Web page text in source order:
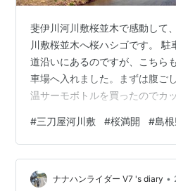
斐伊川河川敷桜並木で感動して
川敷桜並木へ桜ハシゴです。 駐
道沿いにあるのですが、こちら
車場へ入れました。まずは腹ご
温サーモボトルを買ったのでカ
#三刀屋河川敷 #桜満開 #島
ナナハンライダー V7 's diary •